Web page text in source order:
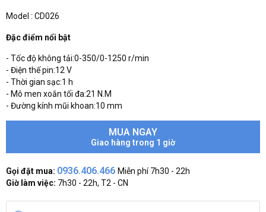
Model : CD026
Đặc điểm nổi bật
- Tốc độ không tải:0-350/0-1250 r/min
- Điện thế pin:12 V
- Thời gian sạc:1 h
- Mô men xoắn tối đa:21 N.M
- Đường kính mũi khoan:10 mm
MUA NGAY
Giao hàng trong 1 giờ
Gọi đặt mua: 0936.406.466 Miễn phí 7h30 - 22h
Giờ làm việc: 7h30 - 22h, T2 - CN